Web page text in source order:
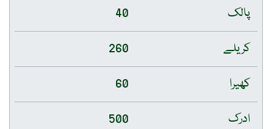
پالک
40
کریلے
260
کھیرا
60
ادرک
500